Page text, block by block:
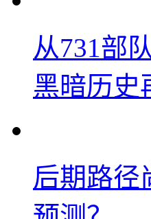
从731部
黑暗历史
后期路径